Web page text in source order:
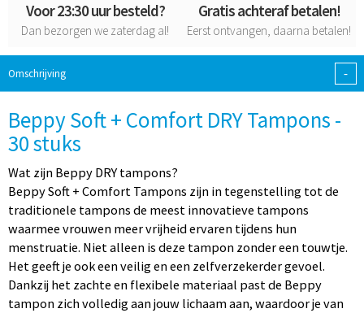
Voor 23:30 uur besteld?
Dan bezorgen we zaterdag al!
Gratis achteraf betalen!
Eerst ontvangen, daarna betalen!
Omschrijving -
Beppy Soft + Comfort DRY Tampons -
30 stuks
Wat zijn Beppy DRY tampons?
Beppy Soft + Comfort Tampons zijn in tegenstelling tot de
traditionele tampons de meest innovatieve tampons
waarmee vrouwen meer vrijheid ervaren tijdens hun
menstruatie. Niet alleen is deze tampon zonder een touwtje.
Het geeft je ook een veilig en een zelfverzekerder gevoel.
Dankzij het zachte en flexibele materiaal past de Beppy
tampon zich volledig aan jouw lichaam aan, waardoor je van